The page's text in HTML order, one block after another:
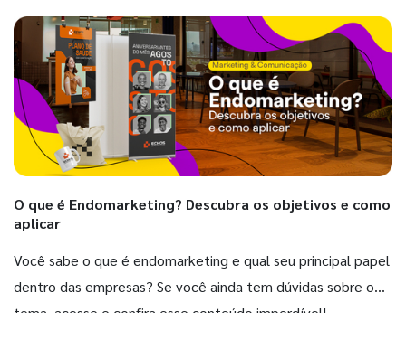
O que é Endomarketing? Descubra os objetivos e como
aplicar
Você sabe o que é endomarketing e qual seu principal papel
dentro das empresas? Se você ainda tem dúvidas sobre o
tema, acesse e confira esse conteúdo imperdível!